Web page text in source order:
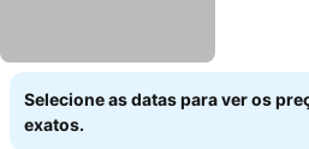
Selecione as datas para ver os
exatos.